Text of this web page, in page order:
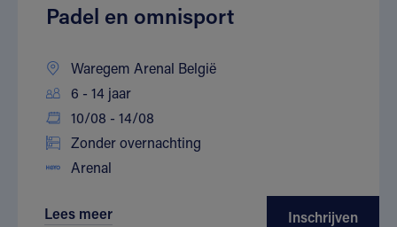
Padel en omnisport
Waregem Arenal België
6 - 14 jaar
10/08 - 14/08
Zonder overnachting
Arenal
Lees meer Inschrijven